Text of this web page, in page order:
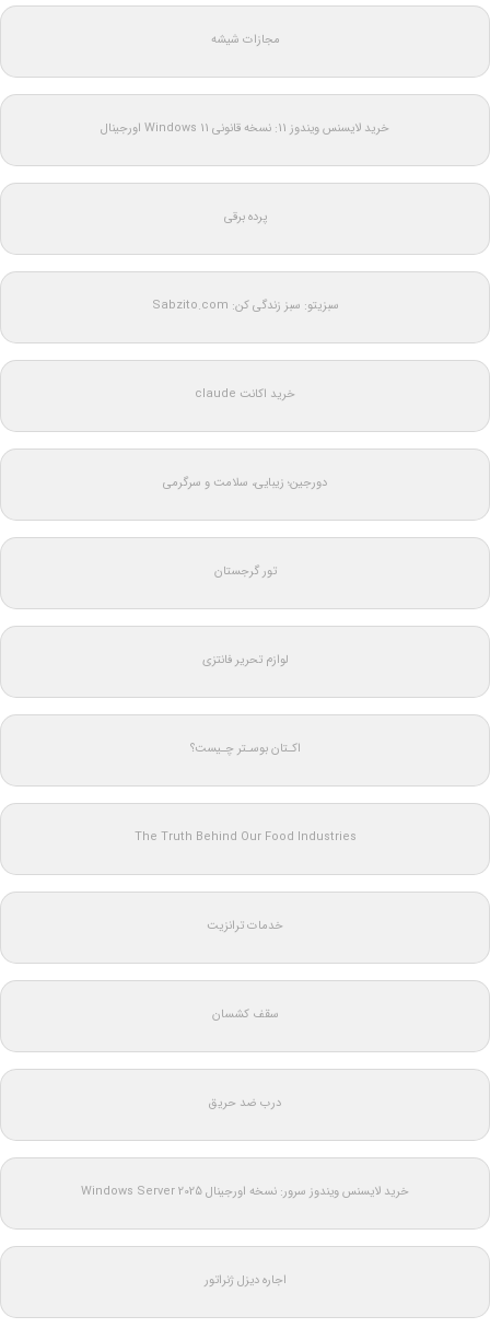
مجازات شیشه
خرید لایسنس ویندوز 11: نسخه قانونی Windows 11 اورجینال
پرده برقی
سبزیتو: سبز زندگی کن: Sabzito.com
خرید اکانت claude
دورجین؛ زیبایی، سلامت و سرگرمی
تور گرجستان
لوازم تحریر فانتزی
اکـتان بوسـتر چـیست؟
The Truth Behind Our Food Industries
خدمات ترانزیت
سقف کشسان
درب ضد حریق
خرید لایسنس ویندوز سرور: نسخه اورجینال Windows Server 2025
اجاره دیزل ژنراتور